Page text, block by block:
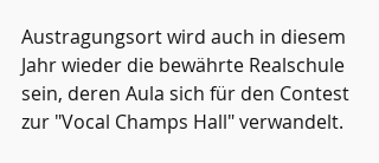
Austragungsort wird auch in diesem
Jahr wieder die bewährte Realschule
sein, deren Aula sich für den Contest
zur "Vocal Champs Hall" verwandelt.